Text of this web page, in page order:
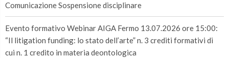
Comunicazione Sospensione disciplinare
Evento formativo Webinar AIGA Fermo 13.07.2026 ore 15:00:
“Il litigation funding: lo stato dell’arte” n. 3 crediti formativi di
cui n. 1 credito in materia deontologica